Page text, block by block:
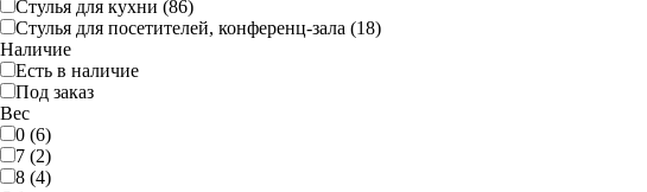
Стулья для кухни (86)
Стулья для посетителей, конференц-зала (18)
Наличие
Есть в наличие
Под заказ
Вес
0 (6)
7 (2)
8 (4)